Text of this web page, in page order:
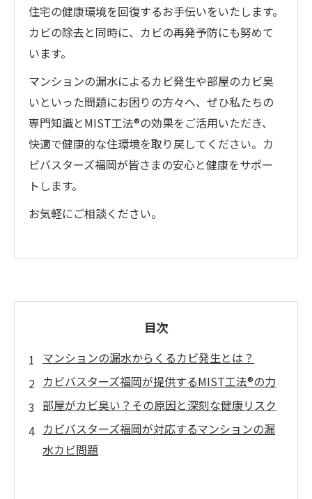
住宅の健康環境を回復するお手伝いをいたします。
カビの除去と同時に、カビの再発予防にも努めて
います。
マンションの漏水によるカビ発生や部屋のカビ臭
いといった問題にお困りの方々へ、ぜひ私たちの
専門知識とMIST工法®の効果をご活用いただき、
快適で健康的な住環境を取り戻してください。カ
ビバスターズ福岡が皆さまの安心と健康をサポー
トします。
お気軽にご相談ください。
目次
マンションの漏水からくるカビ発生とは？
カビバスターズ福岡が提供するMIST工法®の力
部屋がカビ臭い？その原因と深刻な健康リスク
カビバスターズ福岡が対応するマンションの漏
水カビ問題